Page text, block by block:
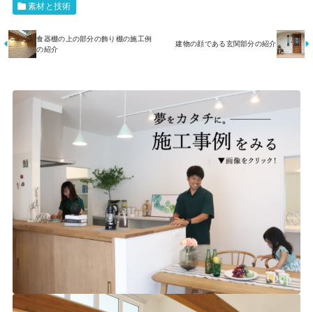
素材と技術
食器棚の上の部分の飾り棚の施工例
の紹介
建物の顔である玄関部分の紹介